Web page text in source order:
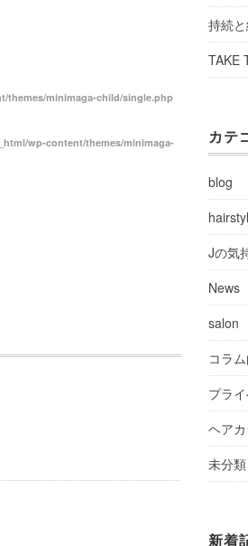
themes/minimaga-child/single.php
wp-content/themes/minimaga-
持続
TAKE
カテ
blog
Jの気
News
salon
コラ
プラ
ヘア
未分類
新着